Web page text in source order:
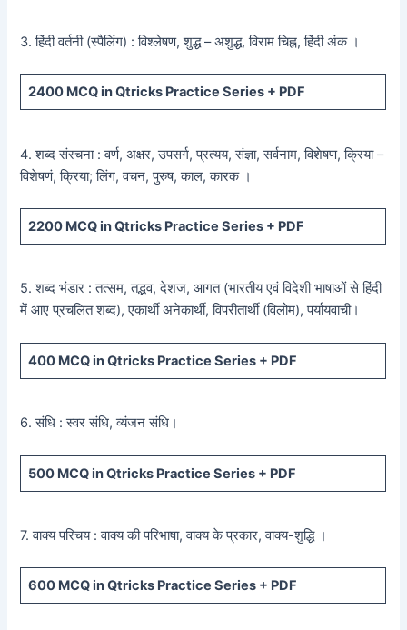
3. हिंदी वर्तनी (स्पैलिंग) : विश्लेषण, शुद्ध – अशुद्ध, विराम चिह्न, हिंदी अंक ।
2400 MCQ in Qtricks Practice Series + PDF
4. शब्द संरचना : वर्ण, अक्षर, उपसर्ग, प्रत्यय, संज्ञा, सर्वनाम, विशेषण, क्रिया –
विशेषणं, क्रिया; लिंग, वचन, पुरुष, काल, कारक ।
2200 MCQ in Qtricks Practice Series + PDF
5. शब्द भंडार : तत्सम, तद्भव, देशज, आगत (भारतीय एवं विदेशी भाषाओं से हिंदी
में आए प्रचलित शब्द), एकार्थी अनेकार्थी, विपरीतार्थी (विलोम), पर्यायवाची।
400 MCQ in Qtricks Practice Series + PDF
6. संधि : स्वर संधि, व्यंजन संधि।
500 MCQ in Qtricks Practice Series + PDF
7. वाक्य परिचय : वाक्य की परिभाषा, वाक्य के प्रकार, वाक्य-शुद्धि ।
600 MCQ in Qtricks Practice Series + PDF